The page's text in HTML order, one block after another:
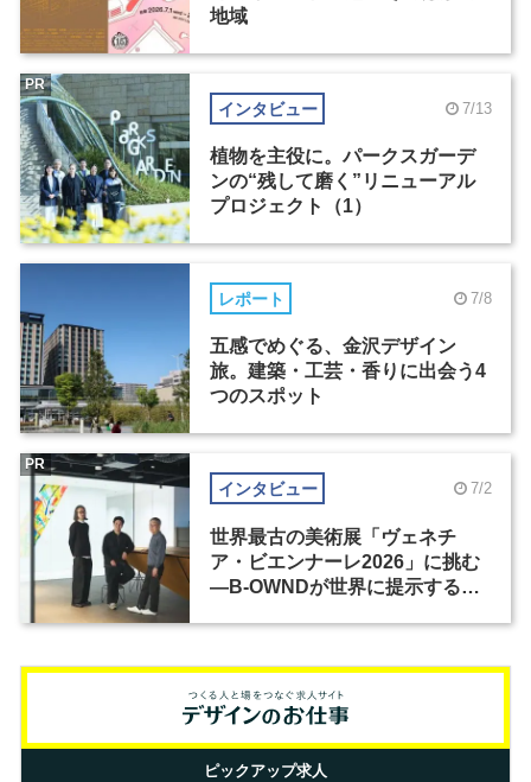
地域
インタビュー 7/13
植物を主役に。パークスガーデ
ンの“残して磨く”リニューアル
プロジェクト（1）
PR
レポート 7/8
五感でめぐる、金沢デザイン
旅。建築・工芸・香りに出会う4
つのスポット
インタビュー 7/2
世界最古の美術展「ヴェネチ
ア・ビエンナーレ2026」に挑む
―B-OWNDが世界に提示する美
PR
ピックアップ求人